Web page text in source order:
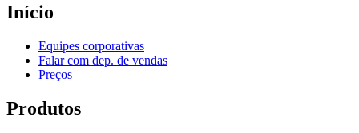
Início
Equipes corporativas
Falar com dep. de vendas
Preços
Produtos